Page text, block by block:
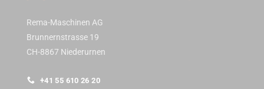
Rema-Maschinen AG
Brunnernstrasse 19
CH-8867 Niederurnen
+41 55 610 26 20